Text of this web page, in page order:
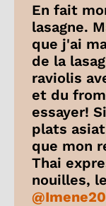
En fait
lasagne.
que j'ai
de la
raviolis
et du
essayer!
plats
que mon
Thai
nouilles,